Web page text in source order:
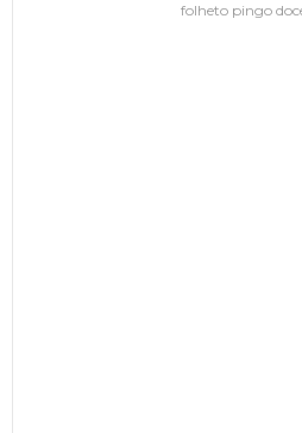
folheto pingo